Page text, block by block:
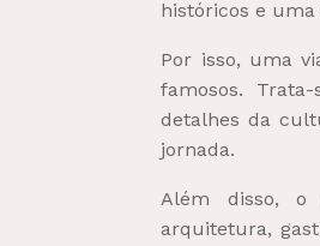
históricos e
Por isso, uma
famosos.
detalhes da
jornada.
Além disso, o
arquitetura,